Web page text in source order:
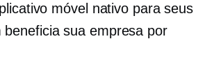
móvel nativo para seus
beneficia sua empresa por